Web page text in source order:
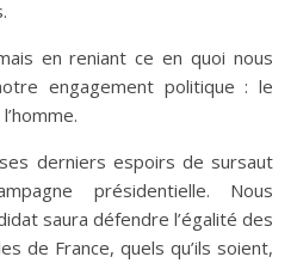
en reniant ce en quoi nous
engagement politique : le
derniers espoirs de sursaut
présidentielle. Nous
saura défendre l’égalité des
de France, quels qu’ils soient,